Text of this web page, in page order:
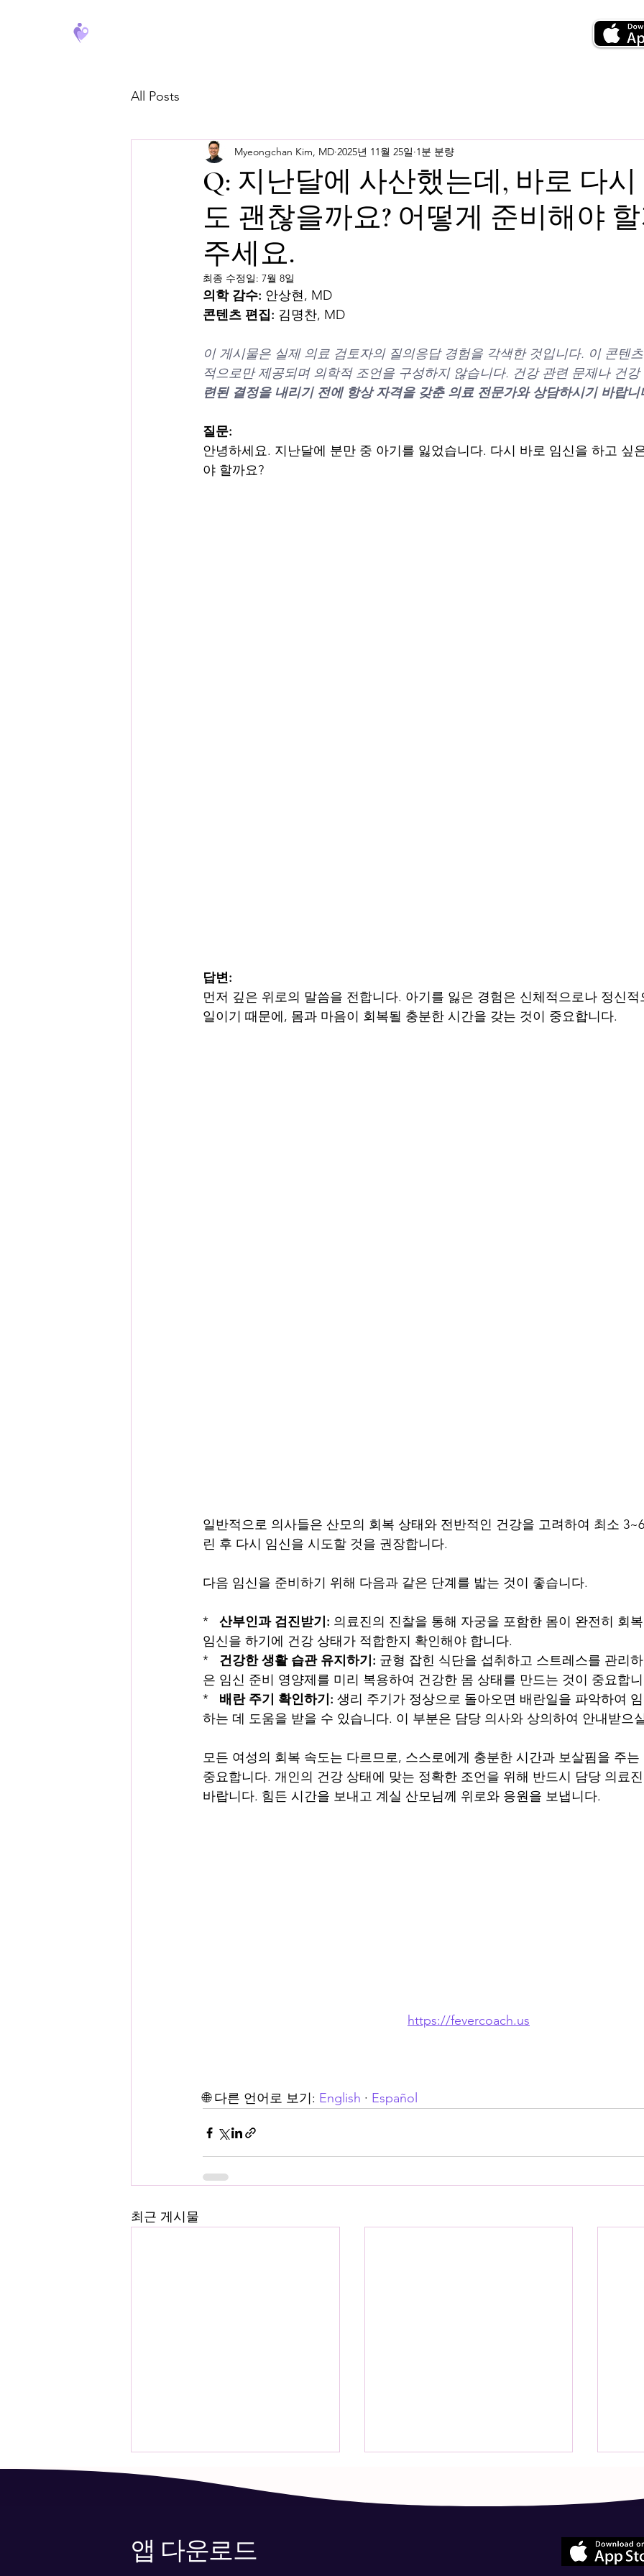
All Posts
Q: 지난달에 사산했는데, 바로 다시
도 괜찮을까요? 어떻게 준비해야
주세요.
Myeongchan Kim, MD 2025년 11월 25일 1분 분량
최종 수정일: 7월 8일
의학 감수: 안상현, MD
콘텐츠 편집: 김명찬, MD
이 게시물은 실제 의료 검토자의 질의응답 경험을 각색한 것입니다. 이 콘텐
적으로만 제공되며 의학적 조언을 구성하지 않습니다. 건강 관련 문제나 건강
련된 결정을 내리기 전에 항상 자격을 갖춘 의료 전문가와 상담하시기 바랍니
질문:
안녕하세요. 지난달에 분만 중 아기를 잃었습니다. 다시 바로 임신을 하고 싶
야 할까요?
답변:
먼저 깊은 위로의 말씀을 전합니다. 아기를 잃은 경험은 신체적으로나 정신적
일이기 때문에, 몸과 마음이 회복될 충분한 시간을 갖는 것이 중요합니다.
일반적으로 의사들은 산모의 회복 상태와 전반적인 건강을 고려하여 최소
린 후 다시 임신을 시도할 것을 권장합니다.
다음 임신을 준비하기 위해 다음과 같은 단계를 밟는 것이 좋습니다.
* 산부인과 검진받기: 의료진의 진찰을 통해 자궁을 포함한 몸이 완전히 회
임신을 하기에 건강 상태가 적합한지 확인해야 합니다.
* 건강한 생활 습관 유지하기: 균형 잡힌 식단을 섭취하고 스트레스를 관리
은 임신 준비 영양제를 미리 복용하여 건강한 몸 상태를 만드는 것이 중요합
* 배란 주기 확인하기: 생리 주기가 정상으로 돌아오면 배란일을 파악하여
하는 데 도움을 받을 수 있습니다. 이 부분은 담당 의사와 상의하여 안내받으
모든 여성의 회복 속도는 다르므로, 스스로에게 충분한 시간과 보살핌을 주
중요합니다. 개인의 건강 상태에 맞는 정확한 조언을 위해 반드시 담당 의료
바랍니다. 힘든 시간을 보내고 계실 산모님께 위로와 응원을 보냅니다.
https://fevercoach.us
🌐 다른 언어로 보기: English · Español
최근 게시물
앱 다운로드